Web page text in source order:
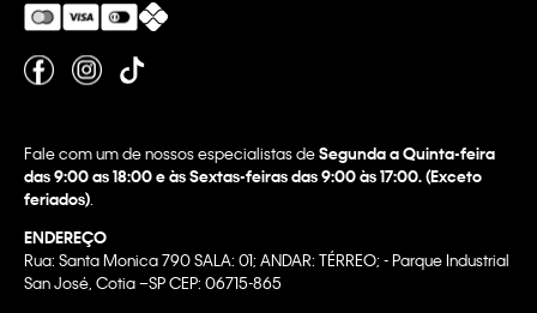
Fale com um de nossos especialistas deSegunda a Quinta-feira
das 9:00 as 18:00 e às Sextas-feiras das 9:00 às 17:00. (Exceto
feriados)
ENDEREÇO
Rua: Santa Monica 790 SALA: 01; ANDAR: TÉRREO; - Parque Industrial
San José, Cotia –SP CEP: 06715-865